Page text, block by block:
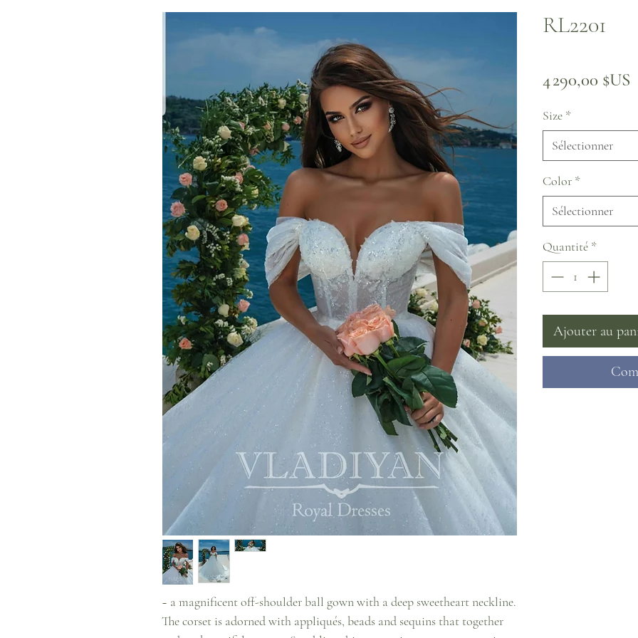
~ a magnificent off-shoulder ball gown with a deep sweetheart neckline.
The corset is adorned with appliqués, beads and sequins that together
RL2201
4 290,00 $US
Size *
Sélectionner
Color *
Sélectionner
Quantité *
Ajouter au